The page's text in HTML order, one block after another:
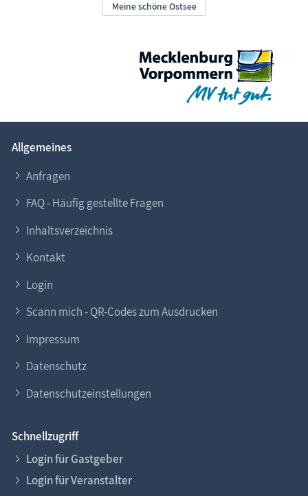
Allgemeines
Anfragen
FAQ - Häufig gestellte Fragen
Inhaltsverzeichnis
Kontakt
Login
Scann mich - QR-Codes zum Ausdrucken
Impressum
Datenschutz
Datenschutzeinstellungen
Schnellzugriff
Login für Gastgeber
Login für Veranstalter